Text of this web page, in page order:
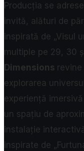
Producția se
invită, alături de
inspirată de „Visul
multiple pe 29, 30
Dimensions revine
explorarea
experiență
un spațiu de
instalație
inspirate de